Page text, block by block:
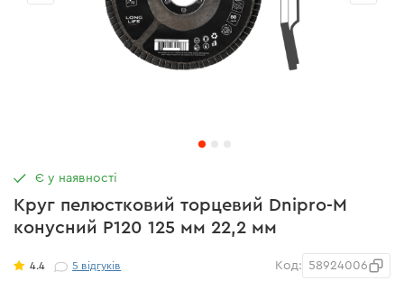
Круг пелюстковий торцевий Dnipro-M
конусний Р120 125 мм 22,2 мм
4.4 5 відгуків Код: 58924006
Є у наявності